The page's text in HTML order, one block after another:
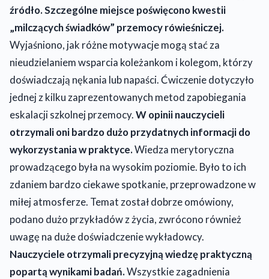
źródło. Szczególne miejsce poświęcono kwestii
„milczących świadków” przemocy rówieśniczej.
Wyjaśniono, jak różne motywacje mogą stać za
nieudzielaniem wsparcia koleżankom i kolegom, którzy
doświadczają nękania lub napaści. Ćwiczenie dotyczyło
jednej z kilku zaprezentowanych metod zapobiegania
eskalacji szkolnej przemocy.W opinii nauczycieli
otrzymali oni bardzo dużo przydatnych informacji do
wykorzystania w praktyce.Wiedza merytoryczna
prowadzącego była na wysokim poziomie. Było to ich
zdaniem bardzo ciekawe spotkanie, przeprowadzone w
miłej atmosferze. Temat został dobrze omówiony,
podano dużo przykładów z życia, zwrócono również
uwagę na duże doświadczenie wykładowcy.
Nauczyciele otrzymali precyzyjną wiedzę praktyczną
popartą wynikami badań.Wszystkie zagadnienia